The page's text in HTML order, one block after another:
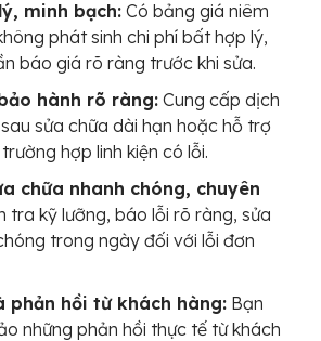
minh bạch:Có bảng giá niêm
phát sinh chi phí bất hợp lý,
báo giá rõ ràng trước khi sửa.
hành rõ ràng: Cung cấp dịch
sửa chữa dài hạn hoặc hỗ trợ
hợp linh kiện có lỗi.
chữa nhanh chóng, chuyên
tra kỹ lưỡng, báo lỗi rõ ràng, sửa
trong ngày đối với lỗi đơn
phản hồi từ khách hàng: Bạn
những phản hồi thực tế từ khách